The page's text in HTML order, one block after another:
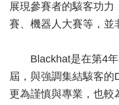
展現參賽者的駭客功
賽、機器人大賽等，並
Blackhat是在第4年
屆，與強調集結駭客的
更為謹慎與專業，也較